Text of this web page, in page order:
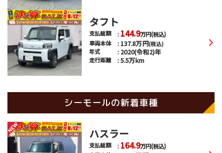
タフト
支払総額 144.9万円(税込)
車両本体
137.8万円(税込)
年式 2020(令和2)年
走行距離 5.5万km
シーモールの新着車種
ハスラー
支払総額 164.9万円(税込)